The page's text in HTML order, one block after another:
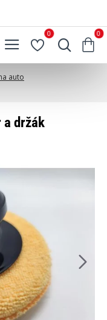
0 0
auto
držák